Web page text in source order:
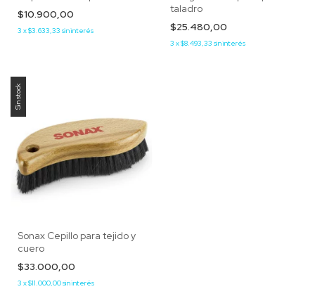
$10.900,00
3 x$3.633,33 sin interés
taladro
$25.480,00
3 x$8.493,33 sin interés
Sin stock
Sonax Cepillo para tejido y
cuero
$33.000,00
3 x$11.000,00sin interés